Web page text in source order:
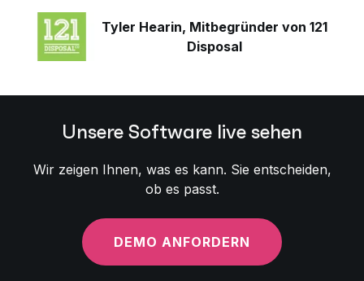
Tyler Hearin, Mitbegründer von 121
Disposal
Unsere Software live sehen
Wir zeigen Ihnen, was es kann. Sie entscheiden,
ob es passt.
DEMO ANFORDERN